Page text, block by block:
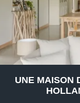
UNE MAISON